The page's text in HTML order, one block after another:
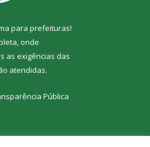
para prefeituras!
onde
as exigências das
atendidas.
Pública